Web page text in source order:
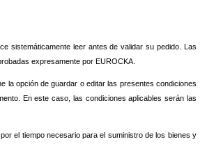
sistemáticamente leer antes de validar su pedido. Las
expresamente por EUROCKA.
la opción de guardar o editar las presentes condiciones
En este caso, las condiciones aplicables serán las
el tiempo necesario para el suministro de los bienes y